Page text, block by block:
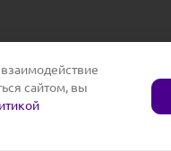
сайтом, вы